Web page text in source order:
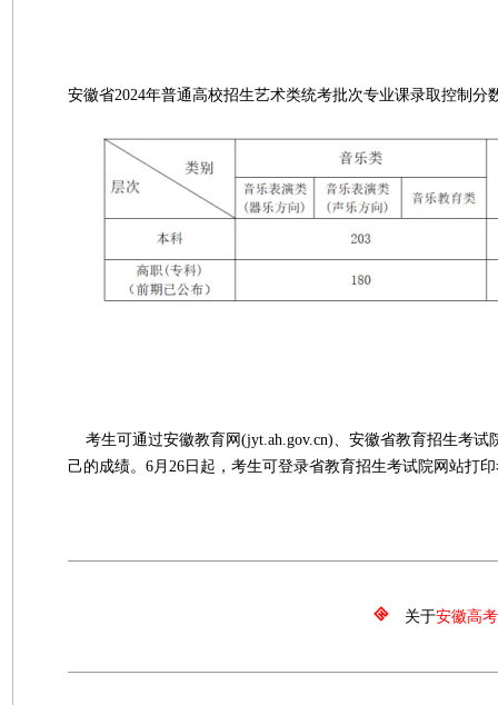
安徽省2024年普通高校招生艺术类统考批次专业课录取控制分
考生可通过安徽教育网(jyt.ah.gov.cn)、安徽省教育招生考试
己的成绩。6月26日起，考生可登录省教育招生考试院网站打
关于安徽高考